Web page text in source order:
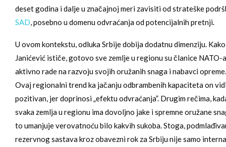
deset godina i dalje u značajnoj meri zavisiti od strateške
SAD, posebno u domenu odvraćanja od potencijalnih pretnji.
U ovom kontekstu, odluka Srbije dobija dodatnu dimenziju. Kako
Janićević ističe, gotovo sve zemlje u regionu su članice NATO-
aktivno rade na razvoju svojih oružanih snaga i nabavci opreme.
Ovaj regionalni trend ka jačanju odbrambenih kapaciteta on
pozitivan, jer doprinosi „efektu odvraćanja”. Drugim rečima,
svaka zemlja u regionu ima dovoljno jake i spremne oružane
to umanjuje verovatnoću bilo kakvih sukoba. Stoga,
rezervnog sastava kroz obavezni rok za Srbiju nije samo interna